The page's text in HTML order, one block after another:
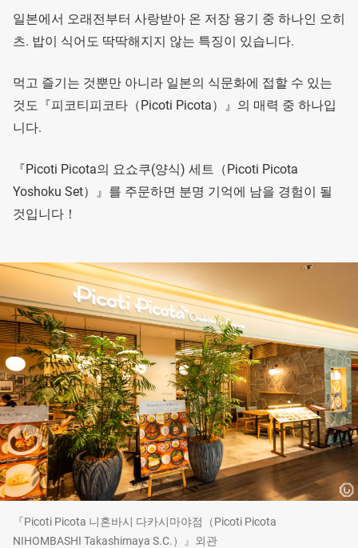
일본에서 오래전부터 사랑받아 온 저장 용기 중 하나인 오히
츠. 밥이 식어도 딱딱해지지 않는 특징이 있습니다.
먹고 즐기는 것뿐만 아니라 일본의 식문화에 접할 수 있는
것도『피코티피코타（Picoti Picota）』의 매력 중 하나입
니다.
『Picoti Picota의 요쇼쿠(양식) 세트（Picoti Picota
Yoshoku Set）』를 주문하면 분명 기억에 남을 경험이 될
것입니다！
『Picoti Picota 니혼바시 다카시마야점（Picoti Picota
NIHOMBASHI Takashimaya S.C.）』외관